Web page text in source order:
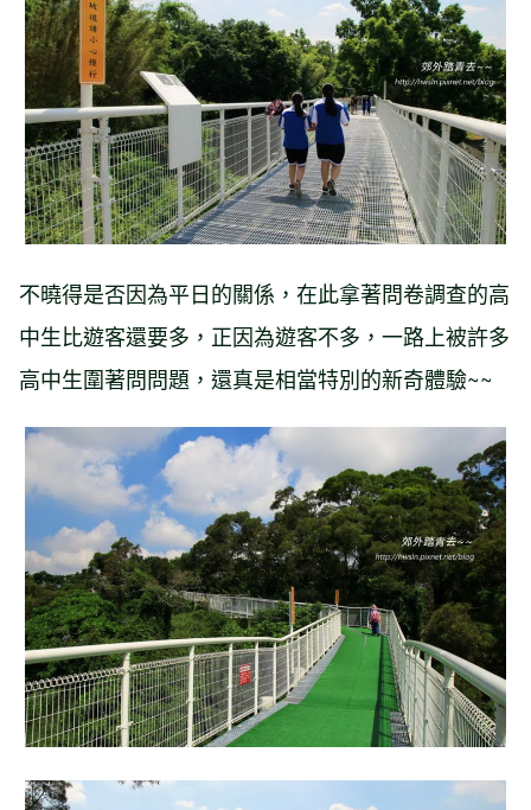
不曉得是否因為平日的關係，在此拿著問卷調查的高
中生比遊客還要多，正因為遊客不多，一路上被許多
高中生圍著問問題，還真是相當特別的新奇體驗~~